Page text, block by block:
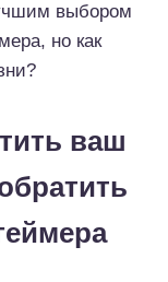
выбором
но как
ваш